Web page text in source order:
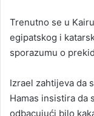
Trenutno se u
egipatskog i
sporazumu o
Izrael zahtijeva da
Hamas insistira da
odbacujući bilo